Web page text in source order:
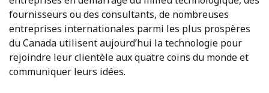
fournisseurs ou des consultants, de nombreuses
entreprises internationales parmi les plus prospères
du Canada utilisent aujourd’hui la technologie pour
rejoindre leur clientèle aux quatre coins du monde et
communiquer leurs idées.